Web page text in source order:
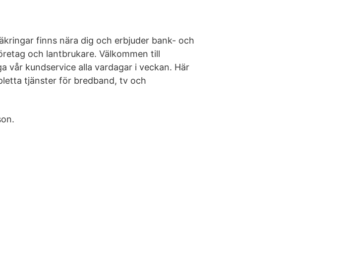
finns nära dig och erbjuder bank- och
och lantbrukare. Välkommen till
vår kundservice alla vardagar i veckan. Här
tjänster för bredband, tv och